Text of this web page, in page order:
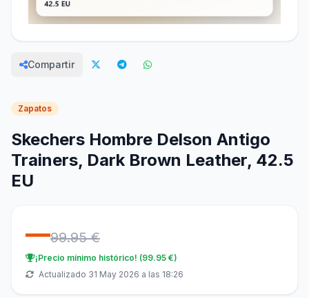
Compartir
Zapatos
Skechers Hombre Delson Antigo
Trainers, Dark Brown Leather, 42.5
EU
—99.95 €
¡Precio mínimo histórico! (99.95 €)
Actualizado 31 May 2026 a las 18:26